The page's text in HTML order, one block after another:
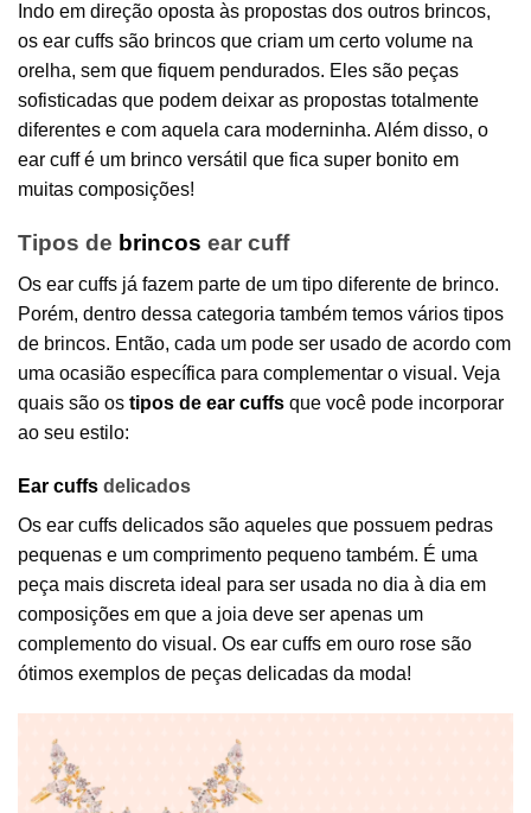
Indo em direção oposta às propostas dos outros brincos,
os ear cuffs são brincos que criam um certo volume na
orelha, sem que fiquem pendurados. Eles são peças
sofisticadas que podem deixar as propostas totalmente
diferentes e com aquela cara moderninha. Além disso, o
ear cuff é um brinco versátil que fica super bonito em
muitas composições!
Tipos de brincos ear cuff
Os ear cuffs já fazem parte de um tipo diferente de brinco.
Porém, dentro dessa categoria também temos vários tipos
de brincos. Então, cada um pode ser usado de acordo com
uma ocasião específica para complementar o visual. Veja
quais são os tipos de ear cuffs que você pode incorporar
ao seu estilo:
Ear cuffs delicados
Os ear cuffs delicados são aqueles que possuem pedras
pequenas e um comprimento pequeno também. É uma
peça mais discreta ideal para ser usada no dia à dia em
composições em que a joia deve ser apenas um
complemento do visual. Os ear cuffs em ouro rose são
ótimos exemplos de peças delicadas da moda!